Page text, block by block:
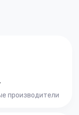
производители